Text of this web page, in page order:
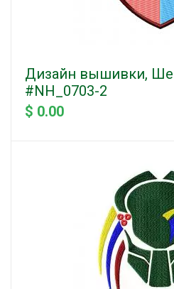
Дизайн вышивки,
#NH_0703-2
$ 0.00